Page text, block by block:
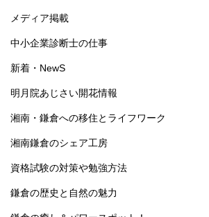
メディア掲載
中小企業診断士の仕事
新着・NewS
明月院あじさい開花情報
湘南・鎌倉への移住とライフワーク
湘南鎌倉のシェア工房
資格試験の対策や勉強方法
鎌倉の歴史と自然の魅力